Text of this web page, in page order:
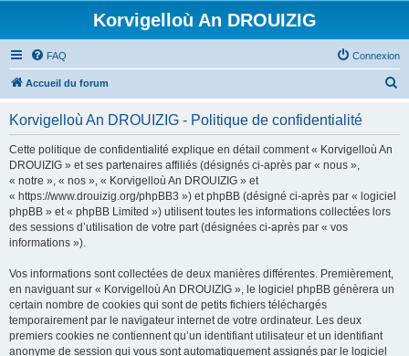
Korvigelloù An DROUIZIG
FAQ Connexion
Accueil du forum
Korvigelloù An DROUIZIG - Politique de confidentialité
Cette politique de confidentialité explique en détail comment « Korvigelloù An
DROUIZIG » et ses partenaires affiliés (désignés ci-après par « nous »,
« notre », « nos », « Korvigelloù An DROUIZIG » et
« https://www.drouizig.org/phpBB3 ») et phpBB (désigné ci-après par « logiciel
phpBB » et « phpBB Limited ») utilisent toutes les informations collectées lors
des sessions d’utilisation de votre part (désignées ci-après par « vos
informations »).
Vos informations sont collectées de deux manières différentes. Premièrement,
en naviguant sur « Korvigelloù An DROUIZIG », le logiciel phpBB génèrera un
certain nombre de cookies qui sont de petits fichiers téléchargés
temporairement par le navigateur internet de votre ordinateur. Les deux
premiers cookies ne contiennent qu’un identifiant utilisateur et un identifiant
anonyme de session qui vous sont automatiquement assignés par le logiciel